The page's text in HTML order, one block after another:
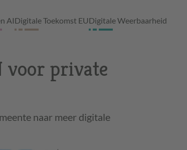
AIDigitale Toekomst EUDigitale Weerbaarheid
voor private
naar meer digitale